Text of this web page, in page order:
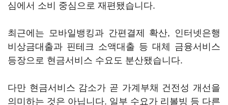
심에서 소비 중심으로 재편됐습니다.
최근에는 모바일뱅킹과 간편결제 확산, 인터넷은행
비상금대출과 핀테크 소액대출 등 대체 금융서비스
등장으로 현금서비스 수요도 분산됐습니다.
다만 현금서비스 감소가 곧 가계부채 건전성 개선을
의미하는 것은 아닙니다. 일부 수요가 리볼빙 등 다른